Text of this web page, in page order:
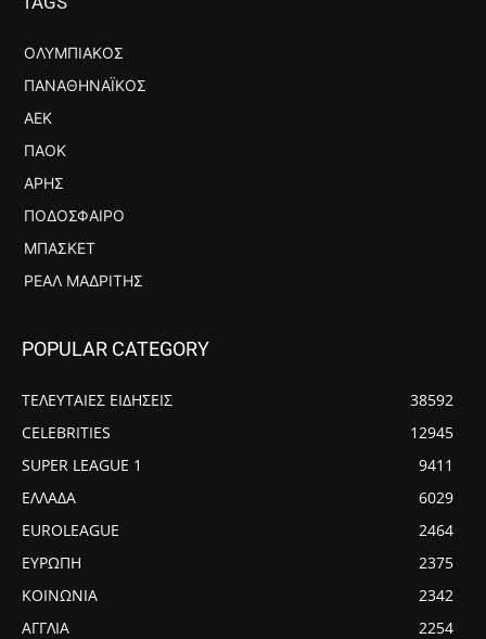
ΟΛΥΜΠΙΑΚΌΣ
ΠΑΝΑΘΗΝΑΪΚΌΣ
ΑΕΚ
ΠΑΟΚ
ΆΡΗΣ
ΠΟΔΌΣΦΑΙΡΟ
ΜΠΆΣΚΕΤ
ΡΕΆΛ ΜΑΔΡΊΤΗΣ
POPULAR CATEGORY
ΤΕΛΕΥΤΑΙΕΣ ΕΙΔΗΣΕΙΣ
38592
CELEBRITIES
12945
SUPER LEAGUE 1
9411
ΕΛΛΑΔΑ
6029
EUROLEAGUE
2464
ΕΥΡΩΠΗ
2375
ΚΟΙΝΩΝΙΑ
2342
ΑΓΓΛΙΑ
2254